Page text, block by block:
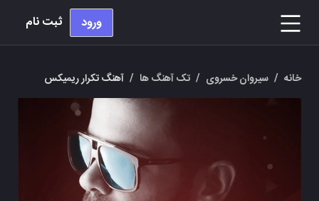
ورود ثبت نام
خانه / سیروان خسروی / تک آهنگ ها / آهنگ تکرار ریمیکس